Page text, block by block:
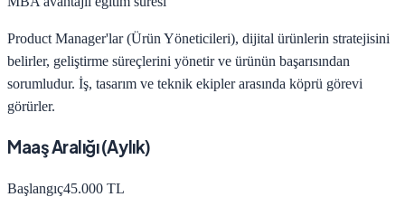
Product Manager'lar (Ürün Yöneticileri), dijital ürünlerin stratejisini
belirler, geliştirme süreçlerini yönetir ve ürünün başarısından
sorumludur. İş, tasarım ve teknik ekipler arasında köprü görevi
görürler.
Maaş Aralığı (Aylık)
Başlangıç45.000 TL